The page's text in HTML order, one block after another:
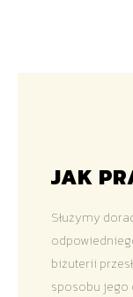
JAK
Służymy
biżuterii
sposobu jego